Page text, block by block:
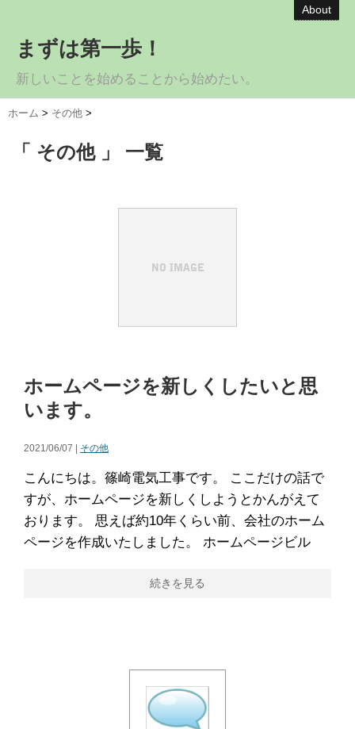
About
まずは第一歩！
新しいことを始めることから始めたい。
ホーム > その他 >
「 その他 」 一覧
ホームページを新しくしたいと思
います。
2021/06/07 | その他
こんにちは。篠崎電気工事です。 ここだけの話で
すが、ホームページを新しくしようとかんがえて
おります。 思えば約10年くらい前、会社のホーム
ページを作成いたしました。 ホームページビル
続きを見る